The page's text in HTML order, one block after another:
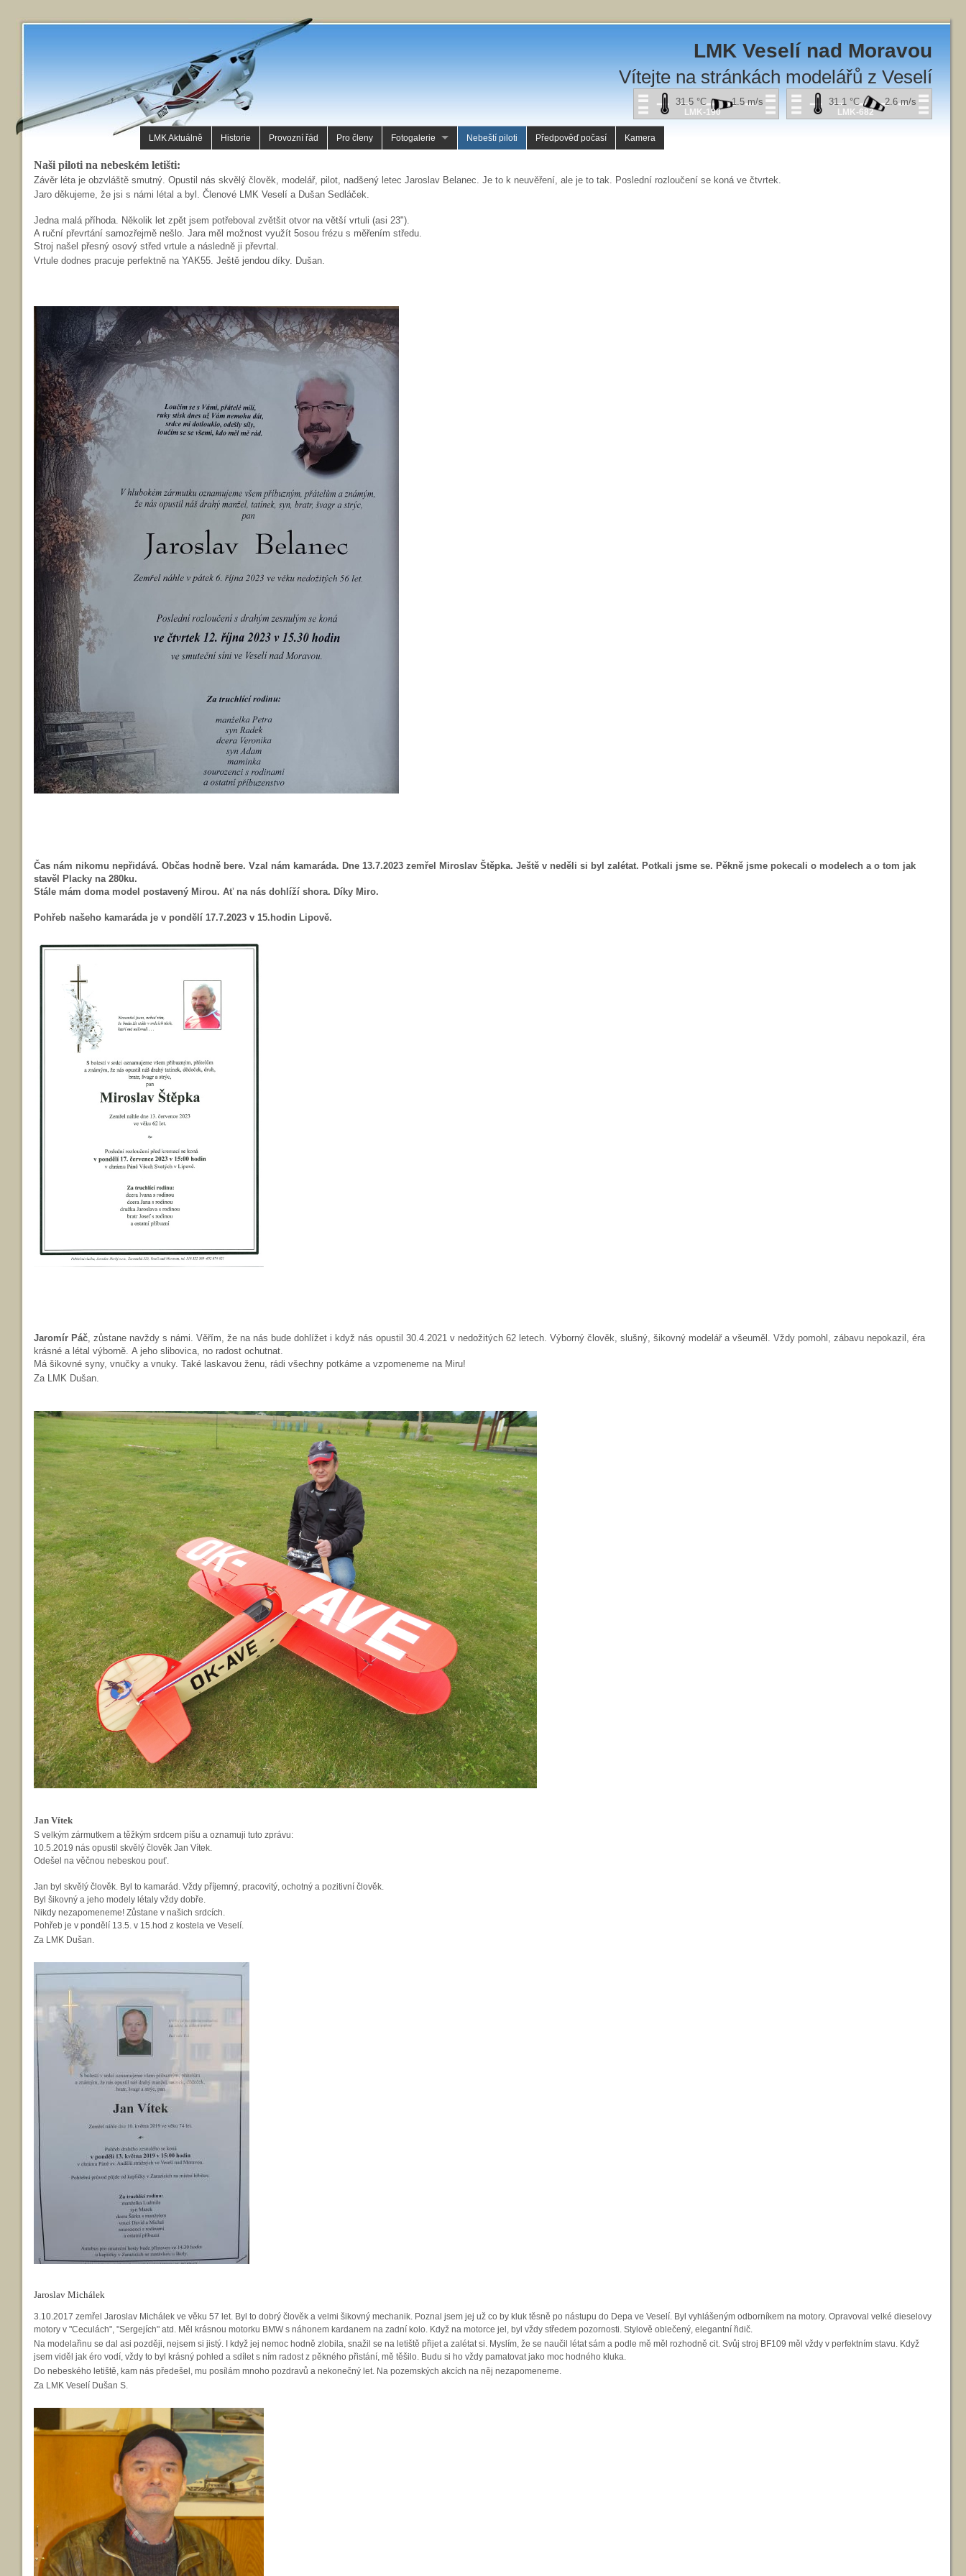
LMK Veselí nad Moravou
Vítejte na stránkách modelářů z Veselí
2.6m/s
31.1 °C
LMK-682
1.5m/s
31.5 °C
LMK-190
LMK Aktuálně Historie Provozní řád Pro členy Fotogalerie Nebeští piloti Předpověď počasí Kamera
Naši piloti na nebeském letišti:
Závěr léta je obzvláště smutný. Opustil nás skvělý člověk, modelář, pilot, nadšený letec Jaroslav Belanec. Je to k neuvěření, ale je to tak. Poslední rozloučení se koná ve čtvrtek.
Jaro děkujeme, že jsi s námi létal a byl. Členové LMK Veselí a Dušan Sedláček.
Jedna malá příhoda. Několik let zpět jsem potřeboval zvětšit otvor na větší vrtuli (asi 23").
A ruční převrtání samozřejmě nešlo. Jara měl možnost využít 5osou frézu s měřením středu.
Stroj našel přesný osový střed vrtule a následně ji převrtal.
Vrtule dodnes pracuje perfektně na YAK55. Ještě jendou díky. Dušan.
Čas nám nikomu nepřidává. Občas hodně bere. Vzal nám kamaráda. Dne 13.7.2023 zemřel Miroslav Štěpka. Ještě v neděli si byl zalétat. Potkali jsme se. Pěkně jsme pokecali o modelech a o tom jak
stavěl Placky na 280ku.
Stále mám doma model postavený Mirou. Ať na nás dohlíží shora. Díky Miro.
Pohřeb našeho kamaráda je v pondělí 17.7.2023 v 15.hodin Lipově.
Jaromír Páč, zůstane navždy s námi. Věřím, že na nás bude dohlížet i když nás opustil 30.4.2021 v nedožitých 62 letech. Výborný člověk, slušný, šikovný modelář a všeuměl. Vždy pomohl, zábavu nepokazil, éra
krásné a létal výborně. A jeho slibovica, no radost ochutnat.
Má šikovné syny, vnučky a vnuky. Také laskavou ženu, rádi všechny potkáme a vzpomeneme na Miru!
Za LMK Dušan.
Jan Vítek
S velkým zármutkem a těžkým srdcem píšu a oznamuji tuto zprávu:
10.5.2019 nás opustil skvělý člověk Jan Vítek.
Odešel na věčnou nebeskou pouť.
Jan byl skvělý člověk. Byl to kamarád. Vždy příjemný, pracovitý, ochotný a pozitivní člověk.
Byl šikovný a jeho modely létaly vždy dobře.
Nikdy nezapomeneme! Zůstane v našich srdcích.
Pohřeb je v pondělí 13.5. v 15.hod z kostela ve Veselí.
Za LMK Dušan.
Jaroslav Michálek
3.10.2017 zemřel Jaroslav Michálek ve věku 57 let. Byl to dobrý člověk a velmi šikovný mechanik. Poznal jsem jej už co by kluk těsně po nástupu do Depa ve Veselí. Byl vyhlášeným odborníkem na motory. Opravoval velké dieselovy
motory v "Ceculách", "Sergejích" atd. Měl krásnou motorku BMW s náhonem kardanem na zadní kolo. Když na motorce jel, byl vždy středem pozornosti. Stylově oblečený, elegantní řidič.
Na modelařinu se dal asi později, nejsem si jistý. I když jej nemoc hodně zlobila, snažil se na letiště přijet a zalétat si. Myslím, že se naučil létat sám a podle mě měl rozhodně cit. Svůj stroj BF109 měl vždy v perfektním stavu. Když
jsem viděl jak éro vodí, vždy to byl krásný pohled a sdílet s ním radost z pěkného přistání, mě těšilo. Budu si ho vždy pamatovat jako moc hodného kluka.
Do nebeského letiště, kam nás předešel, mu posílám mnoho pozdravů a nekonečný let. Na pozemských akcích na něj nezapomeneme.
Za LMK Veselí Dušan S.